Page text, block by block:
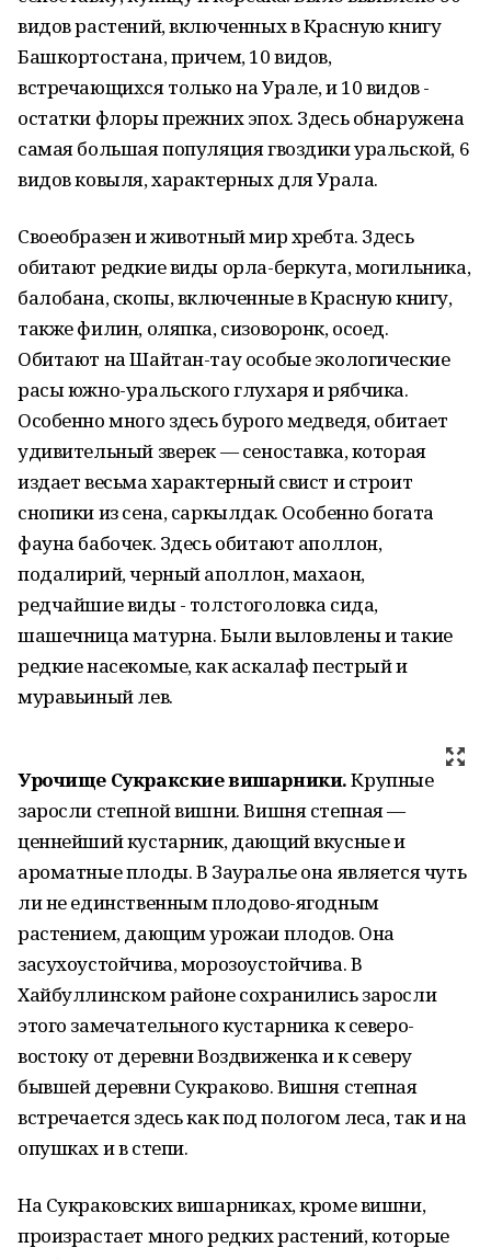
видов растений, включенных в Красную книгу
Башкортостана, причем, 10 видов,
встречающихся только на Урале, и 10 видов -
остатки флоры прежних эпох. Здесь обнаружена
самая большая популяция гвоздики уральской, 6
видов ковыля, характерных для Урала.
Своеобразен и животный мир хребта. Здесь
обитают редкие виды орла-беркута, могильника,
балобана, скопы, включенные в Красную книгу,
также филин, оляпка, сизоворонк, осоед.
Обитают на Шайтан-тау особые экологические
расы южно-уральского глухаря и рябчика.
Особенно много здесь бурого медведя, обитает
удивительный зверек — сеноставка, которая
издает весьма характерный свист и строит
снопики из сена, саркылдак. Особенно богата
фауна бабочек. Здесь обитают аполлон,
подалирий, черный аполлон, махаон,
редчайшие виды - толстоголовка сида,
шашечница матурна. Были выловлены и такие
редкие насекомые, как аскалаф пестрый и
муравьиный лев.
Урочище Сукракские вишарники.Крупные
заросли степной вишни. Вишня степная —
ценнейший кустарник, дающий вкусные и
ароматные плоды. В Зауралье она является чуть
ли не единственным плодово-ягодным
растением, дающим урожаи плодов. Она
засухоустойчива, морозоустойчива. В
Хайбуллинском районе сохранились заросли
этого замечательного кустарника к северо-
востоку от деревни Воздвиженка и к северу
бывшей деревни Сукраково. Вишня степная
встречается здесь как под пологом леса, так и на
опушках и в степи.
На Сукраковских вишарниках, кроме вишни,
произрастает много редких растений, которые